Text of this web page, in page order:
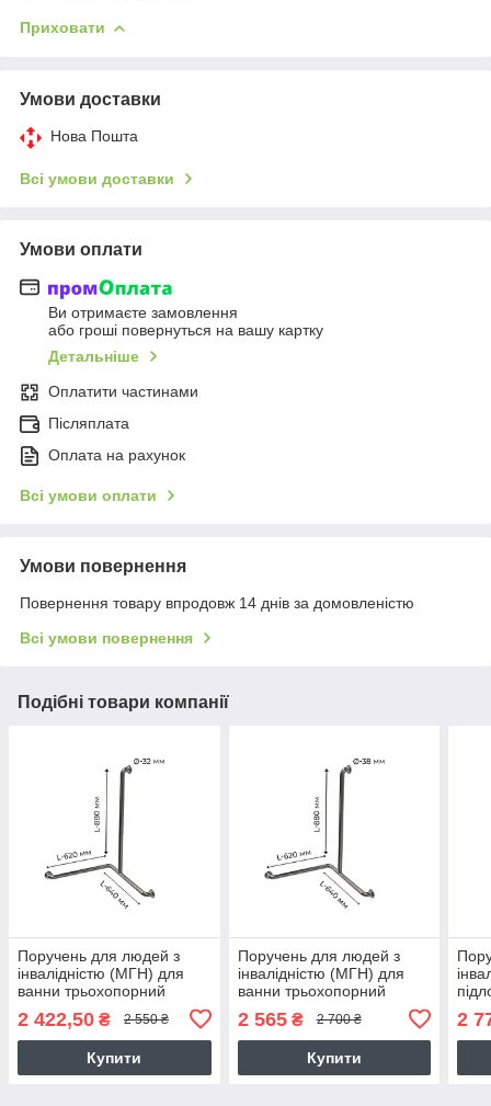
Приховати
Умови доставки
Нова Пошта
Всі умови доставки
Умови оплати
Ви отримаєте замовлення
або гроші повернуться на вашу картку
Детальніше
Оплатити частинами
Післяплата
Оплата на рахунок
Всі умови оплати
Умови повернення
Повернення товару впродовж 14 днів за домовленістю
Всі умови повернення
Подібні товари компанії
Поручень для людей з
інвалідністю (МГН) для
ванни трьохопорний
2 422,50 ₴ 2 550 ₴
Купити
Поручень для людей з
інвалідністю (МГН) для
ванни трьохопорний
2 565₴ 2 700 ₴
Купити
2